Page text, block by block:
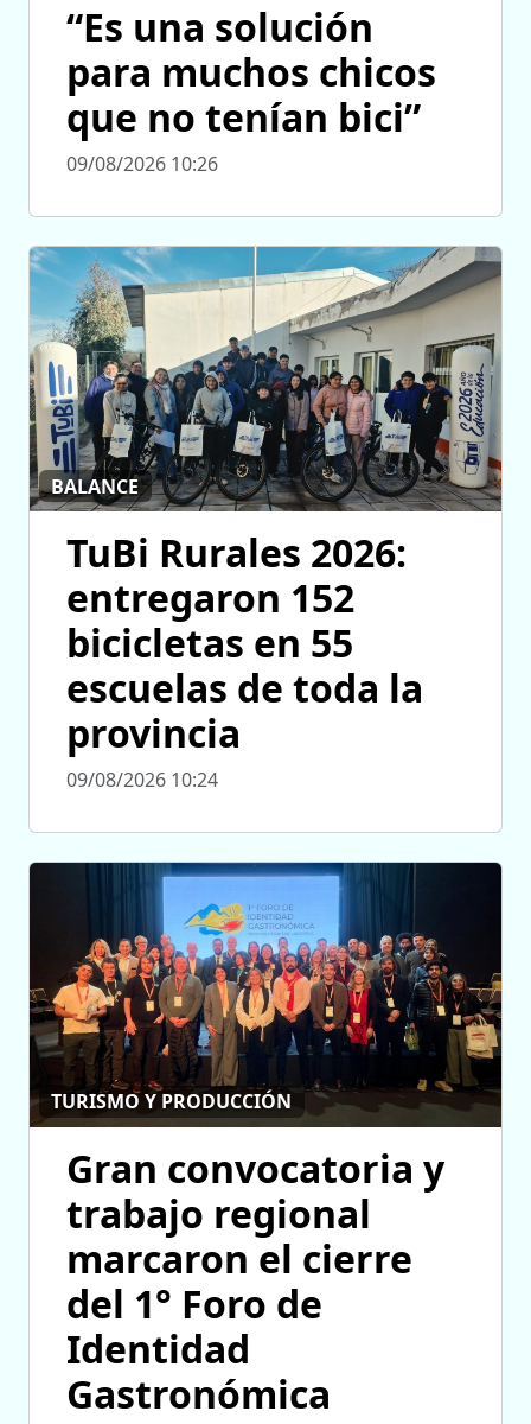
“Es una solución
para muchos chicos
que no tenían bici”
09/08/2026 10:26
BALANCE
TuBi Rurales 2026:
entregaron 152
bicicletas en 55
escuelas de toda la
provincia
09/08/2026 10:24
TURISMO Y PRODUCCIÓN
Gran convocatoria y
trabajo regional
marcaron el cierre
del 1° Foro de
Identidad
Gastronómica